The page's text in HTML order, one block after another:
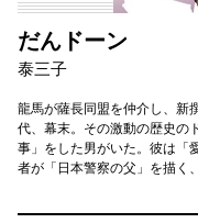
だんドーン
泰三子
龍馬が薩長同盟を仲介し、新
代、幕末。その激動の歴史の
事」をした男がいた。彼は「
者が「日本警察の父」を描く